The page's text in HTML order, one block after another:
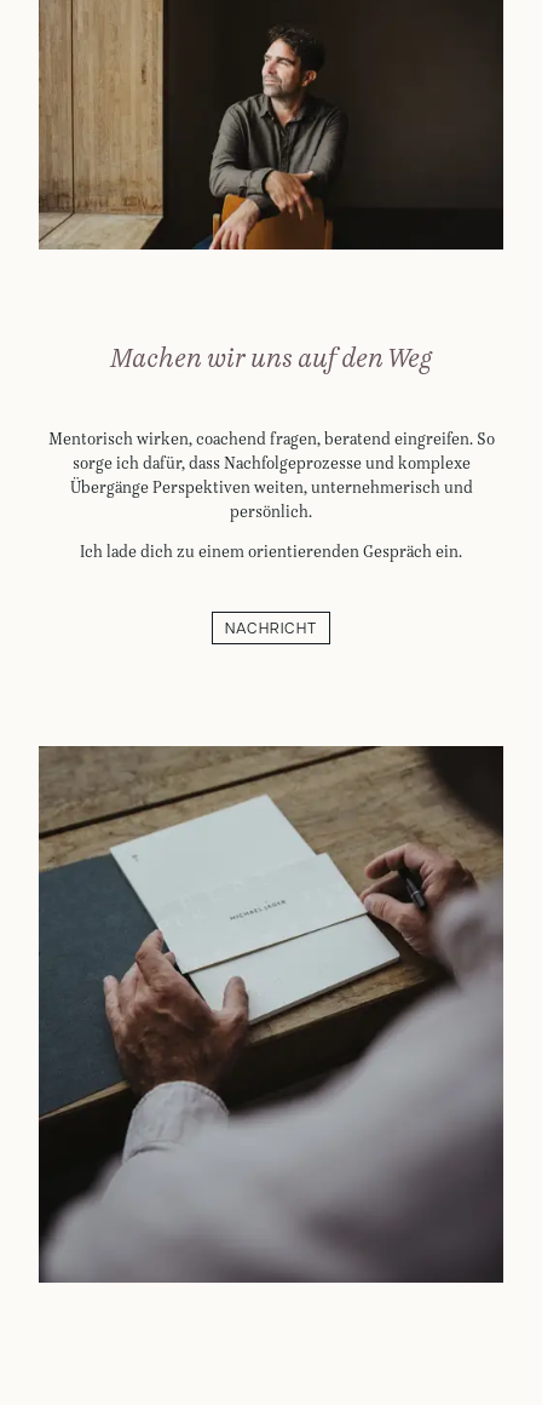
Machen wir uns auf den Weg
Mentorisch wirken, coachend fragen, beratend eingreifen. So
sorge ich dafür, dass Nachfolgeprozesse und komplexe
Übergänge Perspektiven weiten, unternehmerisch und
persönlich.
Ich lade dich zu einem orientierenden Gespräch ein.
NACHRICHT